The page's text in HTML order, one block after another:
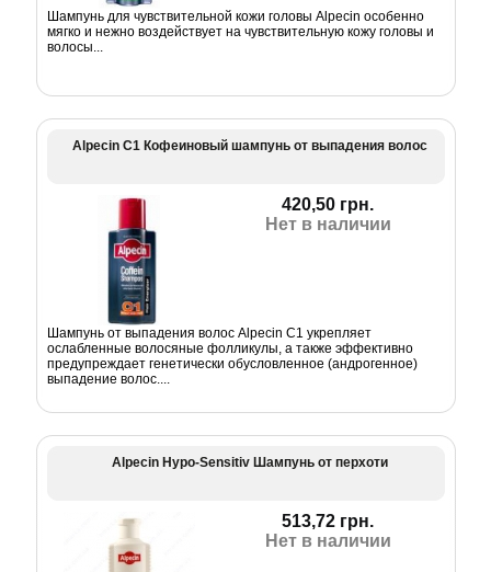
Шампунь для чувствительной кожи головы Alpecin особенно
мягко и нежно воздействует на чувствительную кожу головы и
волосы...
Alpecin С1 Кофеиновый шампунь от выпадения волос
420,50 грн.
Нет в наличии
Шампунь от выпадения волос Alpecin C1 укрепляет
ослабленные волосяные фолликулы, а также эффективно
предупреждает генетически обусловленное (андрогенное)
выпадение волос....
Alpecin Hypo-Sensitiv Шампунь от перхоти
513,72 грн.
Нет в наличии